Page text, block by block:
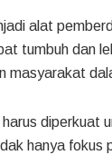
alat
tumbuh dan
masyarakat
diperkuat
hanya fokus